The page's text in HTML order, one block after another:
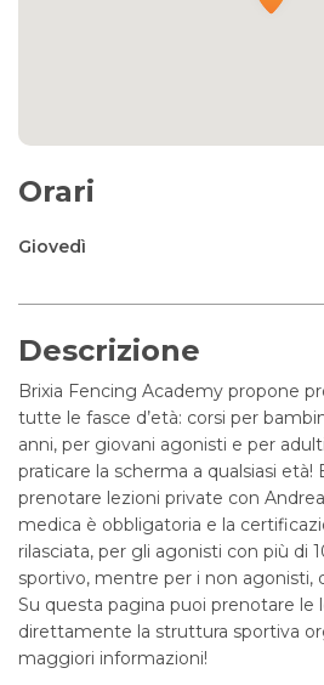
Orari
Giovedì
Descrizione
Brixia Fencing Academy propone
tutte le fasce d’età: corsi per
anni, per giovani agonisti e per
praticare la scherma a qualsiasi età!
prenotare lezioni private con Andrea
medica è obbligatoria e la
rilasciata, per gli agonisti con più di
sportivo, mentre per i non agonisti,
Su questa pagina puoi prenotare le
direttamente la struttura sportiva
maggiori informazioni!